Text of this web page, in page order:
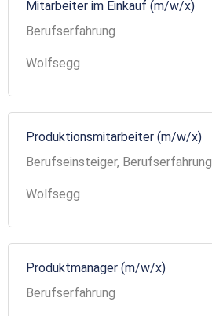
Mitarbeiter im Einkauf (m/w/x)
Berufserfahrung
Wolfsegg
Produktionsmitarbeiter (m/w/x)
Berufseinsteiger, Berufserfahrung
Wolfsegg
Produktmanager (m/w/x)
Berufserfahrung